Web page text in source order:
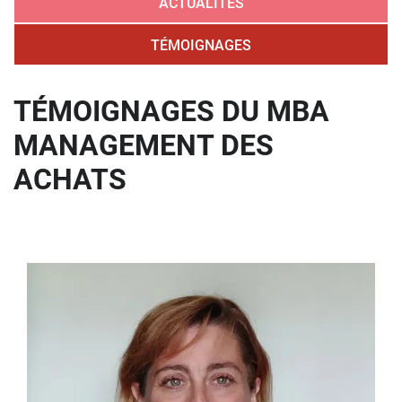
TÉMOIGNAGES
TÉMOIGNAGES DU MBA
MANAGEMENT DES
ACHATS